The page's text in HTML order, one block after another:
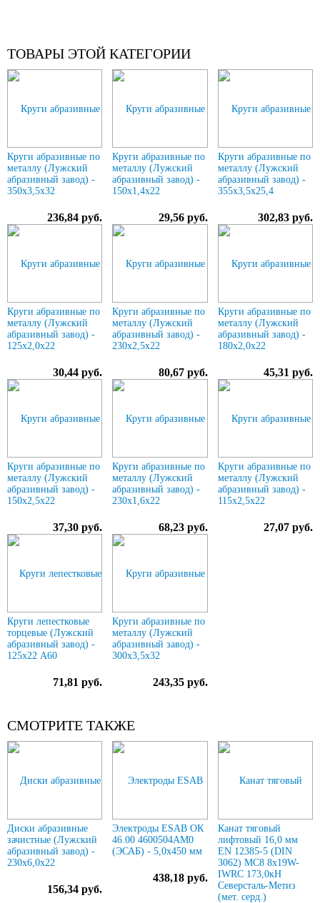
ТОВАРЫ ЭТОЙ КАТЕГОРИИ
Круги абразивные по
металлу (Лужский
абразивный завод) -
350х3,5х32
236,84 руб.
Круги абразивные по
металлу (Лужский
абразивный завод) -
150х1,4х22
29,56 руб.
Круги абразивные по
металлу (Лужский
абразивный завод) -
355х3,5х25,4
302,83 руб.
Круги абразивные по
металлу (Лужский
абразивный завод) -
125х2,0х22
30,44 руб.
Круги абразивные по
металлу (Лужский
абразивный завод) -
230х2,5х22
80,67 руб.
Круги абразивные по
металлу (Лужский
абразивный завод) -
180х2,0х22
45,31 руб.
Круги абразивные по
металлу (Лужский
абразивный завод) -
150х2,5х22
37,30 руб.
Круги абразивные по
металлу (Лужский
абразивный завод) -
230х1,6х22
68,23 руб.
Круги абразивные по
металлу (Лужский
абразивный завод) -
115х2,5х22
27,07 руб.
Круги лепестковые
торцевые (Лужский
абразивный завод) -
125х22 А60
71,81 руб.
Круги абразивные по
металлу (Лужский
абразивный завод) -
300х3,5х32
243,35 руб.
СМОТРИТЕ ТАКЖЕ
Диски абразивные
зачистные (Лужский
абразивный завод) -
230х6,0х22
156,34 руб.
Электроды ESAB ОК
46.00 4600504AM0
(ЭСАБ) - 5,0х450 мм
438,18 руб.
Канат тяговый
лифтовый 16,0 мм
EN 12385-5 (DIN
3062) МС8 8х19W-
IWRC 173,0кН
Северсталь-Метиз
(мет. серд.)